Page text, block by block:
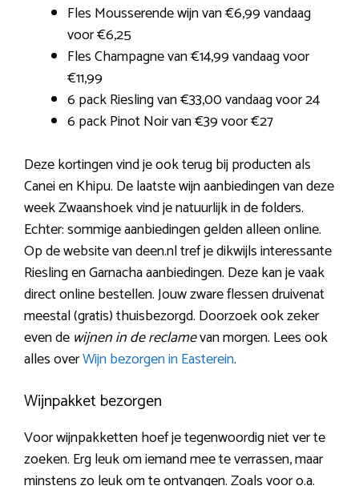
Fles Mousserende wijn van €6,99 vandaag
voor €6,25
Fles Champagne van €14,99 vandaag voor
€11,99
6 pack Riesling van €33,00 vandaag voor 24
6 pack Pinot Noir van €39 voor €27
Deze kortingen vind je ook terug bij producten als
Canei en Khipu. De laatste wijn aanbiedingen van deze
week Zwaanshoek vind je natuurlijk in de folders.
Echter: sommige aanbiedingen gelden alleen online.
Op de website van deen.nl tref je dikwijls interessante
Riesling en Garnacha aanbiedingen. Deze kan je vaak
direct online bestellen. Jouw zware flessen druivenat
meestal (gratis) thuisbezorgd. Doorzoek ook zeker
even de wijnen in de reclamevan morgen. Lees ook
alles overWijn bezorgen in Easterein.
Wijnpakket bezorgen
Voor wijnpakketten hoef je tegenwoordig niet ver te
zoeken. Erg leuk om iemand mee te verrassen, maar
minstens zo leuk om te ontvangen. Zoals voor o.a.